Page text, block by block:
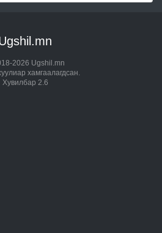
2026 Ugshil.mn
хамгаалагдсан.
Хувилбар 2.6